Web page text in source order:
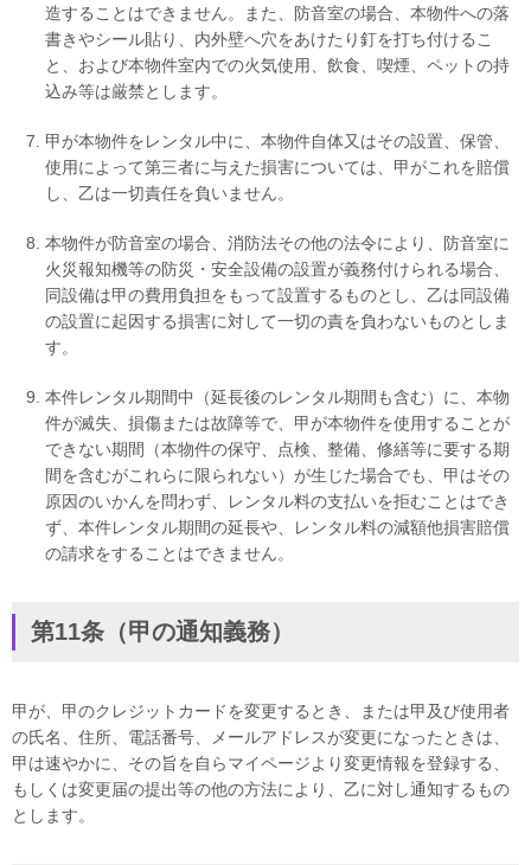
造することはできません。また、防音室の場合、本物件への落
書きやシール貼り、内外壁へ穴をあけたり釘を打ち付けるこ
と、および本物件室内での火気使用、飲食、喫煙、ペットの持
込み等は厳禁とします。
甲が本物件をレンタル中に、本物件自体又はその設置、保管、
使用によって第三者に与えた損害については、甲がこれを賠償
し、乙は一切責任を負いません。
本物件が防音室の場合、消防法その他の法令により、防音室に
火災報知機等の防災・安全設備の設置が義務付けられる場合、
同設備は甲の費用負担をもって設置するものとし、乙は同設備
の設置に起因する損害に対して一切の責を負わないものとしま
す。
本件レンタル期間中（延長後のレンタル期間も含む）に、本物
件が滅失、損傷または故障等で、甲が本物件を使用することが
できない期間（本物件の保守、点検、整備、修繕等に要する期
間を含むがこれらに限られない）が生じた場合でも、甲はその
原因のいかんを問わず、レンタル料の支払いを拒むことはでき
ず、本件レンタル期間の延長や、レンタル料の減額他損害賠償
の請求をすることはできません。
第11条（甲の通知義務）
甲が、甲のクレジットカードを変更するとき、または甲及び使用者
の氏名、住所、電話番号、メールアドレスが変更になったときは、
甲は速やかに、その旨を自らマイページより変更情報を登録する、
もしくは変更届の提出等の他の方法により、乙に対し通知するもの
とします。